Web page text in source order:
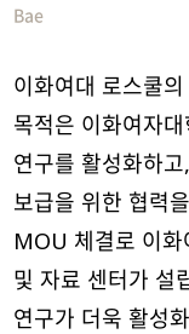
Bae
이화여대 로스쿨
목적은 이화여자
연구를 활성화하
보급을 위한 협력
MOU 체결로 이화
및 자료 센터가 설
연구가 더욱 활성